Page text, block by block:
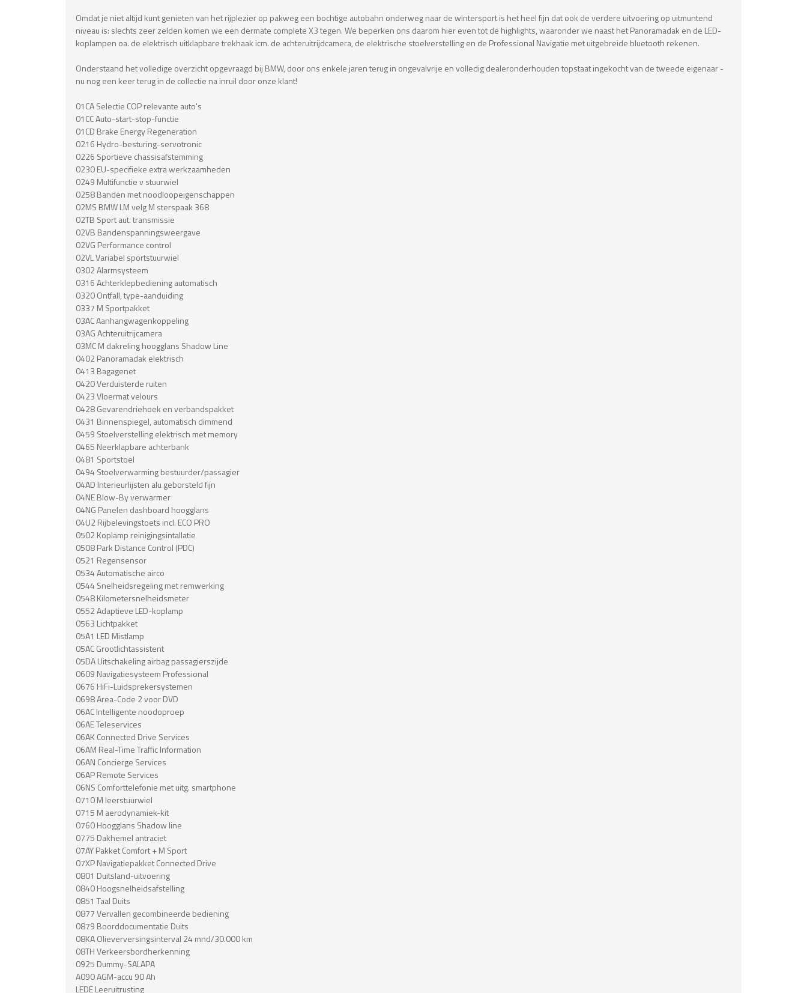
Omdat je niet altijd kunt genieten van het rijplezier op pakweg een bochtige autobahn onderweg naar de wintersport is het heel fijn dat ook de verdere uitvoering op uitmuntend
niveau is: slechts zeer zelden komen we een dermate complete X3 tegen. We beperken ons daarom hier even tot de highlights, waaronder we naast het Panoramadak en de LED-
koplampen oa. de elektrisch uitklapbare trekhaak icm. de achteruitrijdcamera, de elektrische stoelverstelling en de Professional Navigatie met uitgebreide bluetooth rekenen.
Onderstaand het volledige overzicht opgevraagd bij BMW, door ons enkele jaren terug in ongevalvrije en volledig dealeronderhouden topstaat ingekocht van de tweede eigenaar -
nu nog een keer terug in de collectie na inruil door onze klant!
01CA Selectie COP relevante auto's
01CC Auto-start-stop-functie
01CD Brake Energy Regeneration
0216 Hydro-besturing-servotronic
0226 Sportieve chassisafstemming
0230 EU-specifieke extra werkzaamheden
0249 Multifunctie v stuurwiel
0258 Banden met noodloopeigenschappen
02MS BMW LM velg M sterspaak 368
02TB Sport aut. transmissie
02VB Bandenspanningsweergave
02VG Performance control
02VL Variabel sportstuurwiel
0302 Alarmsysteem
0316 Achterklepbediening automatisch
0320 Ontfall, type-aanduiding
0337 M Sportpakket
03AC Aanhangwagenkoppeling
03AG Achteruitrijcamera
03MC M dakreling hoogglans Shadow Line
0402 Panoramadak elektrisch
0413 Bagagenet
0420 Verduisterde ruiten
0423 Vloermat velours
0428 Gevarendriehoek en verbandspakket
0431 Binnenspiegel, automatisch dimmend
0459 Stoelverstelling elektrisch met memory
0465 Neerklapbare achterbank
0481 Sportstoel
0494 Stoelverwarming bestuurder/passagier
04AD Interieurlijsten alu geborsteld fijn
04NE Blow-By verwarmer
04NG Panelen dashboard hoogglans
04U2 Rijbelevingstoets incl. ECO PRO
0502 Koplamp reinigingsintallatie
0508 Park Distance Control (PDC)
0521 Regensensor
0534 Automatische airco
0544 Snelheidsregeling met remwerking
0548 Kilometersnelheidsmeter
0552 Adaptieve LED-koplamp
0563 Lichtpakket
05A1 LED Mistlamp
05AC Grootlichtassistent
05DA Uitschakeling airbag passagierszijde
0609 Navigatiesysteem Professional
0676 HiFi-Luidsprekersystemen
0698 Area-Code 2 voor DVD
06AC Intelligente noodoproep
06AE Teleservices
06AK Connected Drive Services
06AM Real-Time Traffic Information
06AN Concierge Services
06AP Remote Services
06NS Comforttelefonie met uitg. smartphone
0710 M leerstuurwiel
0715 M aerodynamiek-kit
0760 Hoogglans Shadow line
0775 Dakhemel antraciet
07AY Pakket Comfort + M Sport
07XP Navigatiepakket Connected Drive
0801 Duitsland-uitvoering
0840 Hoogsnelheidsafstelling
0851 Taal Duits
0877 Vervallen gecombineerde bediening
0879 Boorddocumentatie Duits
08KA Olieverversingsinterval 24 mnd/30.000 km
08TH Verkeersbordherkenning
0925 Dummy-SALAPA
A090 AGM-accu 90 Ah
LEDE Leeruitrusting